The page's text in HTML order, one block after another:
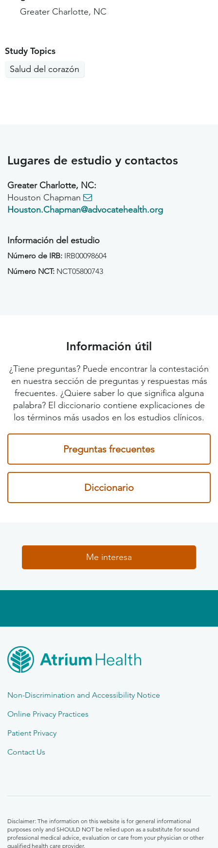
Greater Charlotte, NC
Study Topics
Salud del corazón
Lugares de estudio y contactos
Greater Charlotte, NC:
Houston Chapman
Houston.Chapman@advocatehealth.org
Información del estudio
Número de IRB: IRB00098604
Número NCT: NCT05800743
Información útil
¿Tiene preguntas? Puede encontrar la contestación
en nuestra sección de preguntas y respuestas más
frecuentes. ¿Quiere saber lo que significa alguna
palabra? El diccionario contiene explicaciones de
los términos más usados en los estudios clínicos.
Preguntas frecuentes
Diccionario
Me interesa
Non-Discrimination and Accessibility Notice
Online Privacy Practices
Patient Privacy
Contact Us
Disclaimer: The information on this website is for general informational
purposes only and SHOULD NOT be relied upon as a substitute for sound
professional medical advice, evaluation or care from your physician or other
qualified health care provider.